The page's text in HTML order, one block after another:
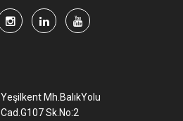
Yeşilkent Mh.BalıkYolu
Cad.G107 Sk.No:2